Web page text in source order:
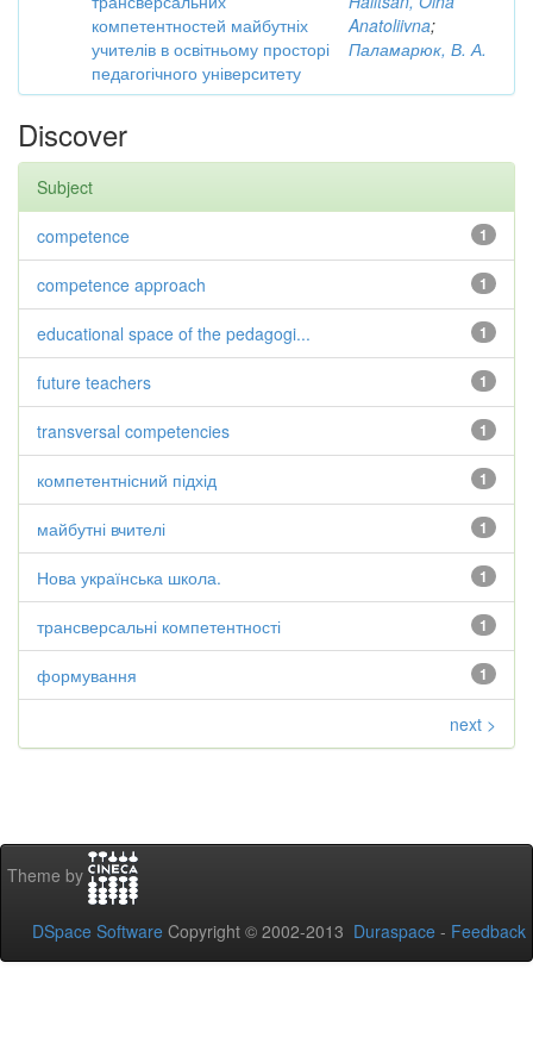
компетентностей майбутніх
учителів в освітньому просторі
педагогічного університету
Anatoliivna;
Паламарюк, В. А.
Discover
Subject
1
competence
1
competence approach
1
educational space of the pedagogi...
1
future teachers
1
transversal competencies
1
компетентнісний підхід
1
майбутні вчителі
1
Нова українська школа.
1
трансверсальні компетентності
1
формування
next >
Theme by
DSpace Software Copyright © 2002-2013 Duraspace - Feedback